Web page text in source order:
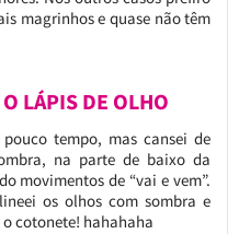
magrinhos e quase não têm
LÁPIS DE OLHO
tempo, mas cansei de
na parte de baixo da
movimentos de “vai e vem”.
os olhos com sombra e
cotonete! hahahaha